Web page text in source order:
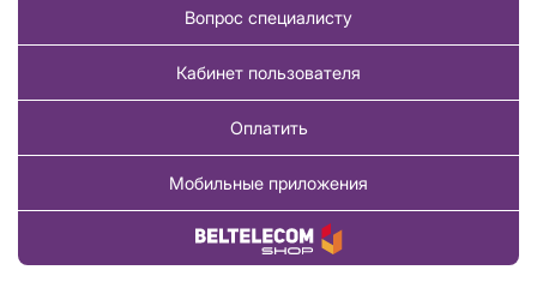
Вопрос специалисту
Кабинет пользователя
Оплатить
Мобильные приложения
Купить товар